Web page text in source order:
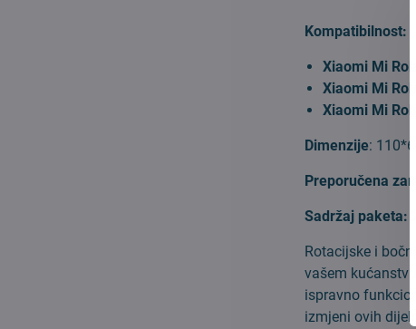
Kompatibilnost:
Xiaomi Mi
Xiaomi Mi
Xiaomi Mi
Dimenzije:
Preporučena
Sadržaj paketa:
Rotacijske i
vašem
ispravno
izmjeni ovih